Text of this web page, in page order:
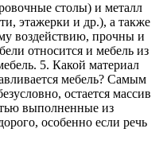
столы) и металл
этажерки и др.), а также
воздействию, прочны и
относится и мебель из
5. Какой материал
мебель? Самым
остается массив
выполненные из
особенно если речь